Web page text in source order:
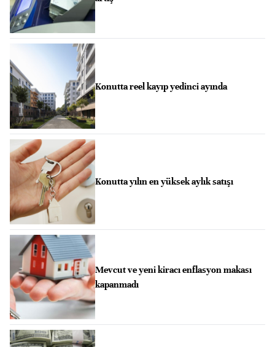
Konutta reel kayıp yedinci ayında
Konutta yılın en yüksek aylık satışı
Mevcut ve yeni kiracı enflasyon makası
kapanmadı